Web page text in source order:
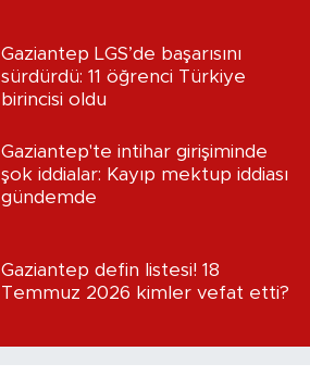
Gaziantep LGS’de başarısını
sürdürdü: 11 öğrenci Türkiye
birincisi oldu
Gaziantep'te intihar girişiminde
şok iddialar: Kayıp mektup iddiası
gündemde
Gaziantep defin listesi! 18
Temmuz 2026 kimler vefat etti?